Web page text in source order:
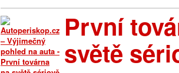
První
světě